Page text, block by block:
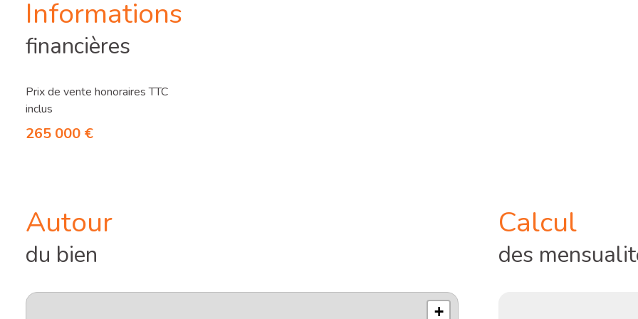
Informations
financières
Prix de vente honoraires TTC
inclus
265 000 €
Autour
du bien
+
Calcul
des